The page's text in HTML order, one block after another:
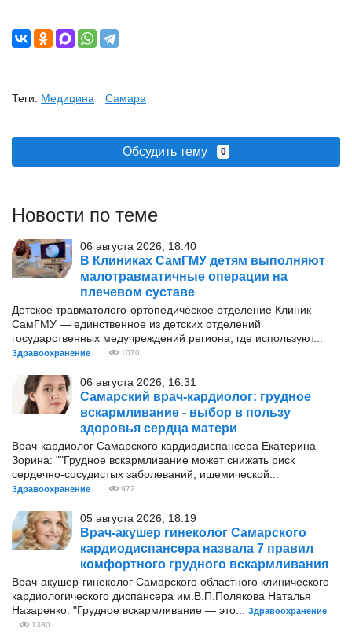
Теги: Медицина Самара
Обсудить тему 0
Новости по теме
06 августа 2026, 18:40
В Клиниках СамГМУ детям выполняют
малотравматичные операции на
плечевом суставе
Детское травматолого-ортопедическое отделение Клиник
СамГМУ — единственное из детских отделений
государственных медучреждений региона, где используют...
Здравоохранение 1070
06 августа 2026, 16:31
Самарский врач-кардиолог: грудное
вскармливание - выбор в пользу
здоровья сердца матери
Врач-кардиолог Самарского кардиодиспансера Екатерина
Зорина: ""Грудное вскармливание может снижать риск
сердечно-сосудистых заболеваний, ишемической...
Здравоохранение 972
05 августа 2026, 18:19
Врач-акушер гинеколог Самарского
кардиодиспансера назвала 7 правил
комфортного грудного вскармливания
Врач-акушер-гинеколог Самарского областного клинического
кардиологического диспансера им.В.П.Полякова Наталья
Назаренко: "Грудное вскармливание — это...
Здравоохранение
1380